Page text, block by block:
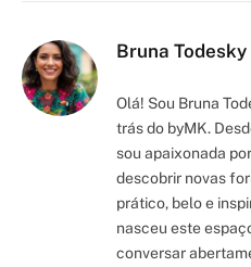
Bruna Todesky
Olá! Sou Bruna
trás do byMK.
sou apaixonada
descobrir novas
prático, belo e
nasceu este
conversar